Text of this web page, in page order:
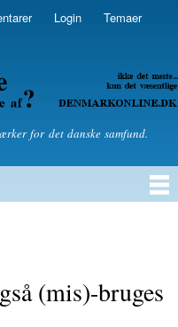
Login Temaer
om politik
for det danske samfund.
(mis)-bruges